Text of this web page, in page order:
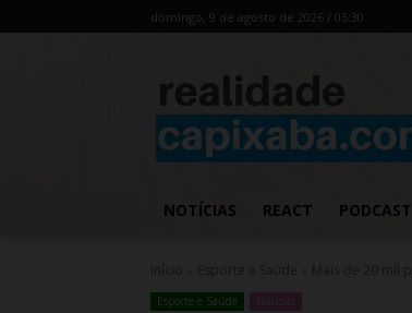
domingo, 9 de agosto de 2026 / 05:30
NOTÍCIAS REACT PODCAST
Esporte e Saúde